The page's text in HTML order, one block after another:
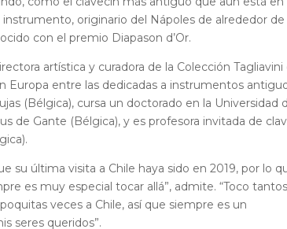
originario del Nápoles de alrededor de
con el premio Diapason d’Or.
artística y curadora de la Colección Tagliavini
Europa entre las dedicadas a instrumentos
(Bélgica), cursa un doctorado en la Universidad
de Gante (Bélgica), y es profesora invitada de
su última visita a Chile haya sido en 2019, por lo
es muy especial tocar allá”, admite. “Toco tantos
veces a Chile, así que siempre es un
seres queridos”.